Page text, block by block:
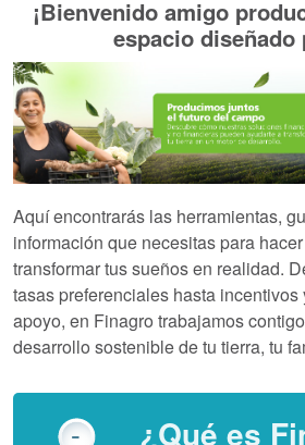
¡Bienvenido amigo
espacio diseñado
Aquí encontrarás las herramientas,
información que necesitas para
transformar tus sueños en realidad.
tasas preferenciales hasta incentivos
apoyo, en Finagro trabajamos
desarrollo sostenible de tu tierra, tu
¿Qué es